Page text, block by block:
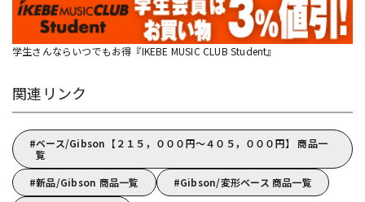
学生さんならいつでもお得『IKEBE MUSIC CLUB Student』
関連リンク
ベース/Gibson【２１５，０００円～４０５，０００円】 商品一
覧
新品/Gibson 商品一覧
Gibson/変形ベース 商品一覧